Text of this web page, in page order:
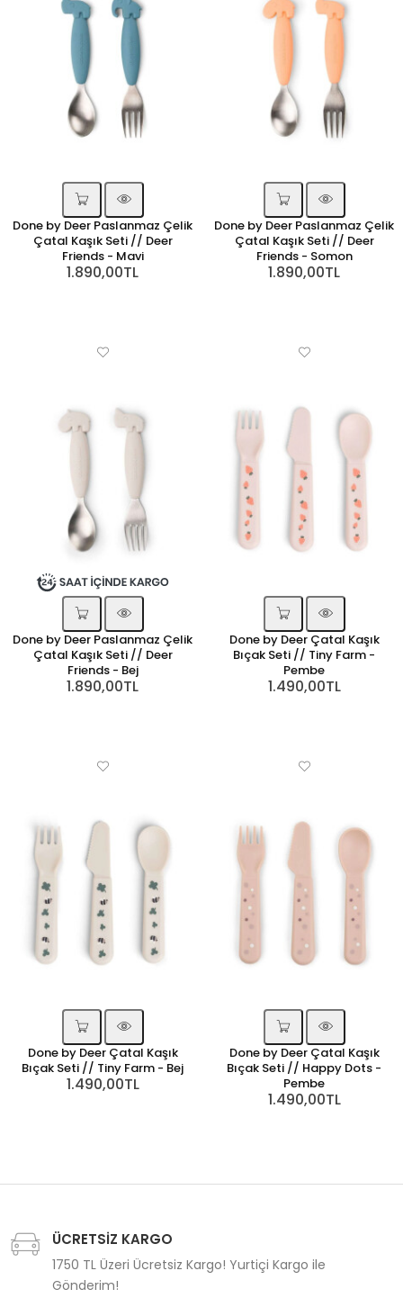
Done by Deer Paslanmaz Çelik
Çatal Kaşık Seti // Deer
Friends - Mavi
1.890,00TL
Done by Deer Paslanmaz Çelik
Çatal Kaşık Seti // Deer
Friends - Somon
1.890,00TL
Done by Deer Paslanmaz Çelik
Çatal Kaşık Seti // Deer
Friends - Bej
1.890,00TL
Done by Deer Çatal Kaşık
Bıçak Seti // Tiny Farm -
Pembe
1.490,00TL
Done by Deer Çatal Kaşık
Bıçak Seti // Tiny Farm - Bej
1.490,00TL
Done by Deer Çatal Kaşık
Bıçak Seti // Happy Dots -
Pembe
1.490,00TL
ÜCRETSİZ KARGO
1750 TL Üzeri Ücretsiz Kargo! Yurtiçi Kargo ile
Gönderim!